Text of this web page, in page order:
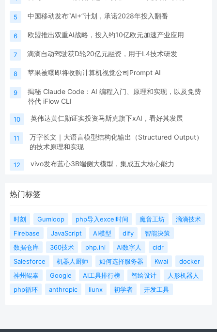
5 中国移动发布“AI+”计划，承诺2028年投入翻番
6 欧盟推出双重AI战略，投入约10亿欧元加速产业应用
7 滴滴自动驾驶获D轮20亿元融资，用于L4技术研发
8 苹果被曝即将收购计算机视觉公司Prompt AI
9
揭秘 Claude Code：AI 编程入门、原理和实现，以及免费
替代 iFlow CLI
10 英伟达黄仁勋证实投资马斯克旗下xAI，看好其发展
11
万字长文｜大语言模型结构化输出（Structured Output）
的技术原理和实现
12 vivo发布蓝心3B端侧大模型，集成五大核心能力
热门标签
时刻 Gumloop php导入excel时间 魔音工坊
滴滴技术
Firebase
JavaScript AI模型 dify
智能决策
数据仓库
360技术 php.ini AI数字人
cidr
Salesforce
机器人厨师 如何选择服务器 Kwai
docker
神州鲲泰
Google AI工具排行榜 智绘设计
人形机器人
php循环
anthropic liunx 初学者 开发工具